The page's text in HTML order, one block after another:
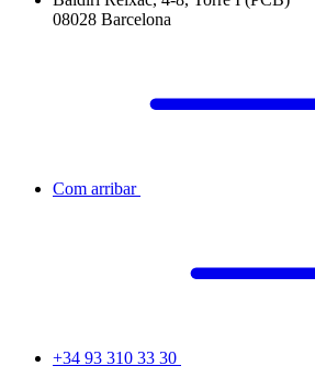
08028 Barcelona
Com arribar
+34 93 310 33 30